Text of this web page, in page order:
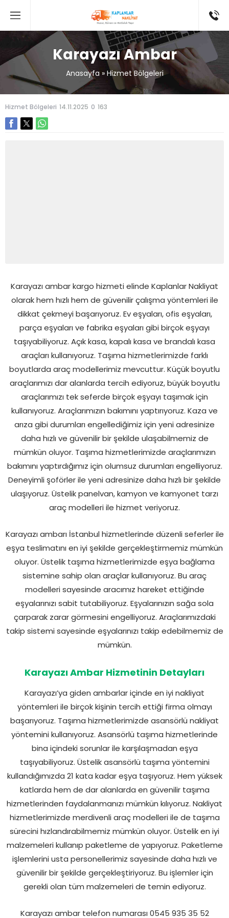
Karayazı Ambar
Anasayfa » Hizmet Bölgeleri
Hizmet Bölgeleri 14.11.2025 0 163
Karayazı ambar kargo hizmeti elinde Kaplanlar Nakliyat
olarak hem hızlı hem de güvenilir çalışma yöntemleri ile
dikkat çekmeyi başarıyoruz. Ev eşyaları, ofis eşyaları,
parça eşyaları ve fabrika eşyaları gibi birçok eşyayı
taşıyabiliyoruz. Açık kasa, kapalı kasa ve brandalı kasa
araçları kullanıyoruz. Taşıma hizmetlerimizde farklı
boyutlarda araç modellerimiz mevcuttur. Küçük boyutlu
araçlarımızı dar alanlarda tercih ediyoruz, büyük boyutlu
araçlarımızı tek seferde birçok eşyayı taşımak için
kullanıyoruz. Araçlarımızın bakımını yaptırıyoruz. Kaza ve
arıza gibi durumları engellediğimiz için yeni adresinize
daha hızlı ve güvenilir bir şekilde ulaşabilmemiz de
mümkün oluyor. Taşıma hizmetlerimizde araçlarımızın
bakımını yaptırdığımız için olumsuz durumları engelliyoruz.
Deneyimli şoförler ile yeni adresinize daha hızlı bir şekilde
ulaşıyoruz. Üstelik panelvan, kamyon ve kamyonet tarzı
araç modelleri ile hizmet veriyoruz.
Karayazı ambarı İstanbul hizmetlerinde düzenli seferler ile
eşya teslimatını en iyi şekilde gerçekleştirmemiz mümkün
oluyor. Üstelik taşıma hizmetlerimizde eşya bağlama
sistemine sahip olan araçlar kullanıyoruz. Bu araç
modelleri sayesinde aracımız hareket ettiğinde
eşyalarınızı sabit tutabiliyoruz. Eşyalarınızın sağa sola
çarparak zarar görmesini engelliyoruz. Araçlarımızdaki
takip sistemi sayesinde eşyalarınızı takip edebilmemiz de
mümkün.
Karayazı Ambar Hizmetinin Detayları
Karayazı’ya giden ambarlar içinde en iyi nakliyat
yöntemleri ile birçok kişinin tercih ettiği firma olmayı
başarıyoruz. Taşıma hizmetlerimizde asansörlü nakliyat
yöntemini kullanıyoruz. Asansörlü taşıma hizmetlerinde
bina içindeki sorunlar ile karşılaşmadan eşya
taşıyabiliyoruz. Üstelik asansörlü taşıma yöntemini
kullandığımızda 21 kata kadar eşya taşıyoruz. Hem yüksek
katlarda hem de dar alanlarda en güvenilir taşıma
hizmetlerinden faydalanmanızı mümkün kılıyoruz. Nakliyat
hizmetlerimizde merdivenli araç modelleri ile de taşıma
sürecini hızlandırabilmemiz mümkün oluyor. Üstelik en iyi
malzemeleri kullanıp paketleme de yapıyoruz. Paketleme
işlemlerini usta personellerimiz sayesinde daha hızlı ve
güvenilir bir şekilde gerçekleştiriyoruz. Bu işlemler için
gerekli olan tüm malzemeleri de temin ediyoruz.
Karayazı ambar telefon numarası 0545 935 35 52